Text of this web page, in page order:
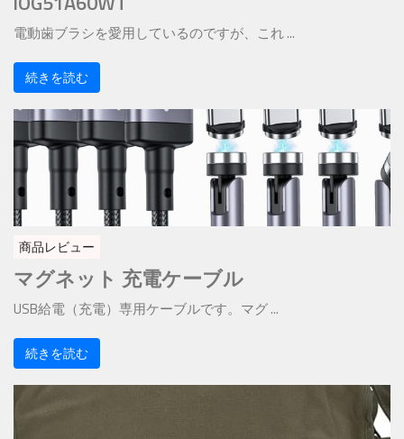
電動歯ブラシを愛用しているのですが、これ ...
続きを読む
商品レビュー
マグネット 充電ケーブル
USB給電（充電）専用ケーブルです。マグ ...
続きを読む